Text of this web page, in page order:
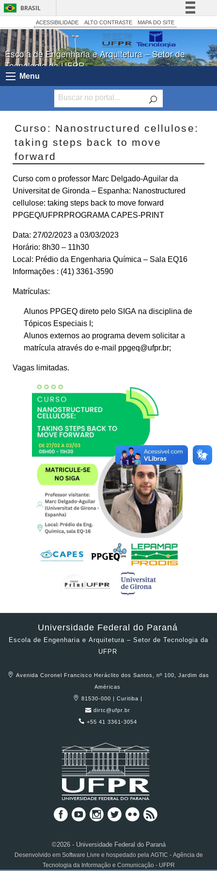
BRASIL
Simplifique!
Comunica BR
Participe
Acesso à informação
Canais
ACESSIBILIDADE ALTO CONTRASTE MAPA DO SITE
Escola de Engenharia e Arquitetura – Setor de
Tecnologia da UFPR
Menu
Curso: Nanostructured cellulose:
taking steps back to move
forward
Curso com o professor Marc Delgado-Aguilar da
Universitat de Gironda – Espanha: Nanostructured
cellulose: taking steps back to move forward
PPGEQ/UFPRPROGRAMA CAPES-PRINT
Data: 27/02/2023 a 03/03/2023
Horário: 8h30 – 11h30
Local: Prédio da Engenharia Química – Sala EQ16
Informações : (41) 3361-3590
Matrículas:
Alunos PPGEQ direto pelo SIGA na disciplina de
Tópicos Especiais I;
Alunos externos ao programa devem solicitar a
matrícula através do e-mail ppgeq@ufpr.br;
Vagas limitadas.
Universidade Federal do Paraná
Escola de Engenharia e Arquitetura – Setor de Tecnologia da
UFPR
Avenida Coronel Francisco Heráclito dos Santos, nº 100, Jardim das
Américas
81530-000 | Curitiba |
dirtc@ufpr.br
+55 41 3361-3054
©2026 - Universidade Federal do Paraná
Desenvolvido em Software Livre e hospedado pela AGTIC - Agência de
Tecnologia da Informação e Comunicação - UFPR